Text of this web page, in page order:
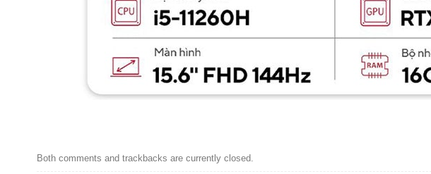
Both comments and trackbacks are currently closed.